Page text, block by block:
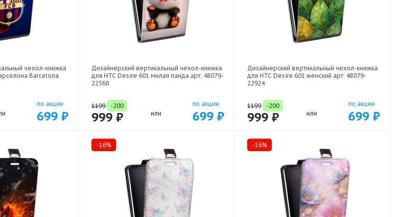
чехол-книжка
Barcelona
по акции
699 ₽
Дизайнерский вертикальный чехол-книжка
для HTC Desire 601 милая панда арт: 48079-
22560
1199 -200
999 ₽ или
по акции
699 ₽
Дизайнерский вертикальный чехол-книжка
для HTC Desire 601 женский арт: 48079-
22924
1199 -200
999 ₽ или
по акции
699 ₽
-16% -16%